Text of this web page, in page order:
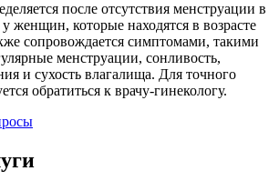
после отсутствия менструации в
женщин, которые находятся в возрасте
сопровождается симптомами, такими
менструации, сонливость,
и сухость влагалища. Для точного
обратиться к врачу-гинекологу.